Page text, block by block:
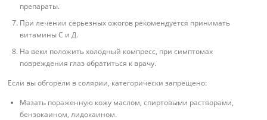
препараты.
При лечении серьезных ожогов рекомендуется принимать
витамины С и Д.
На веки положить холодный компресс, при симптомах
повреждения глаз обратиться к врачу.
Если вы обгорели в солярии, категорически запрещено:
Мазать пораженную кожу маслом, спиртовыми растворами,
бензокаином, лидокаином.